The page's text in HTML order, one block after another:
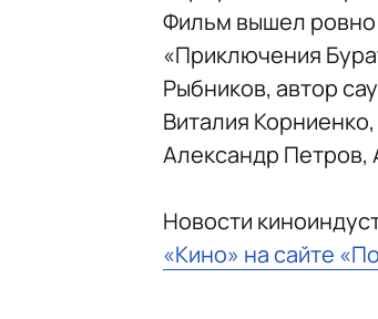
Фильм вышел ровно
«Приключения
Рыбников, автор
Виталия
Александр Петров,
Новости
«Кино» на сайте